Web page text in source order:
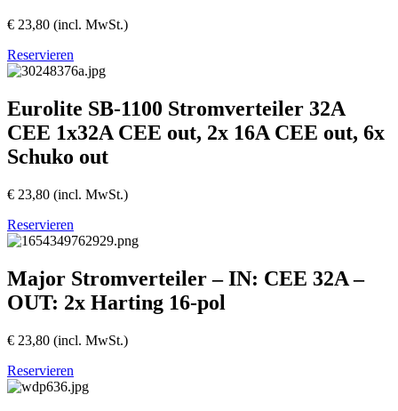
€ 23,80 (incl. MwSt.)
Reservieren
Eurolite SB-1100 Stromverteiler 32A
CEE 1x32A CEE out, 2x 16A CEE out, 6x
Schuko out
€ 23,80 (incl. MwSt.)
Reservieren
Major Stromverteiler – IN: CEE 32A –
OUT: 2x Harting 16-pol
€ 23,80 (incl. MwSt.)
Reservieren